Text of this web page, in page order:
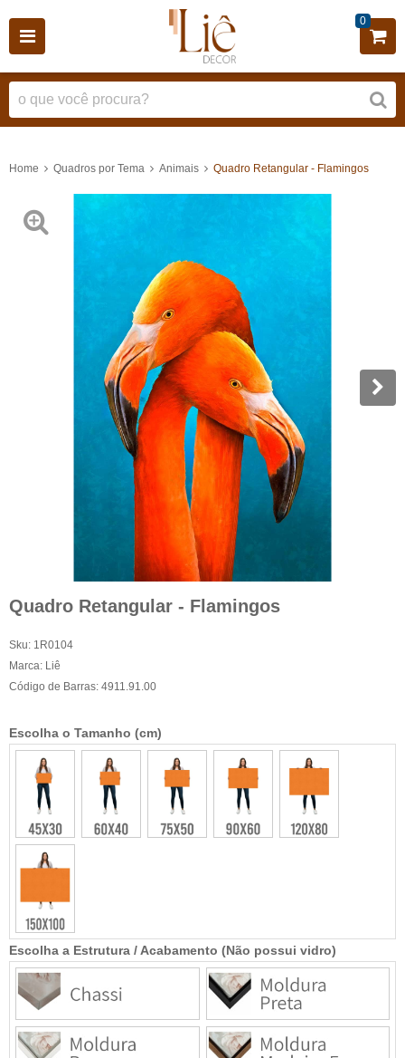
0
Home Quadros por Tema Animais Quadro Retangular - Flamingos
Quadro Retangular - Flamingos
Sku: 1R0104
Marca: Liê
Código de Barras: 4911.91.00
Escolha a Estrutura / Acabamento (Não possui vidro)
Escolha o Tamanho (cm)